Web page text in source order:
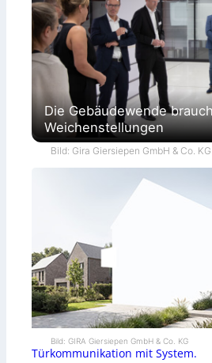
Die Gebäudewende
Weichenstellungen
Bild: Gira Giersiepen GmbH & Co. KG
Bild: GIRA Giersiepen GmbH & Co. KG
Türkommunikation mit System.